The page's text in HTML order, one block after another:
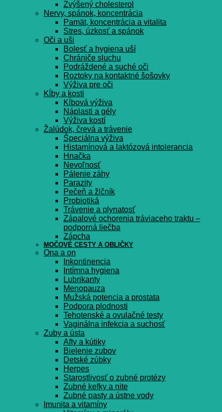
Zvýšený cholesterol
Nervy, spánok, koncentrácia
Pamät, koncentrácia a vitalita
Stres, úzkosť a spánok
Oči a uši
Bolesť a hygiena uší
Chrániče sluchu
Podráždené a suché oči
Roztoky na kontaktné šošovky
Výživa pre oči
Kĺby a kosti
Kĺbová výživa
Náplasti a gély
Výživa kostí
Žalúdok, črevá a trávenie
Špeciálna výživa
Histamínová a laktózová intolerancia
Hnačka
Nevoľnosť
Pálenie záhy
Parazity
Pečeň a žlčník
Probiotiká
Trávenie a plynatosť
Zápalové ochorenia tráviaceho traktu –
podporná liečba
Zápcha
MOČOVÉ CESTY A OBLIČKY
Ona a on
Inkontinencia
Intímna hygiena
Lubrikanty
Menopauza
Mužská potencia a prostata
Podpora plodnosti
Tehotenské a ovulačné testy
Vaginálna infekcia a suchosť
Zuby a ústa
Afty a kútiky
Bielenie zubov
Detské zúbky
Herpes
Starostlivosť o zubné protézy
Zubné kefky a nite
Zubné pasty a ústne vody
Imunita a vitamíny